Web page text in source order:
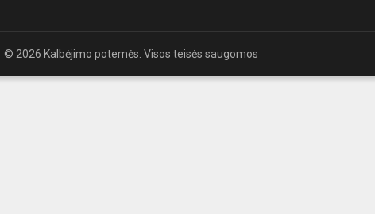
© 2026 Kalbėjimo potemės. Visos teisės saugomos